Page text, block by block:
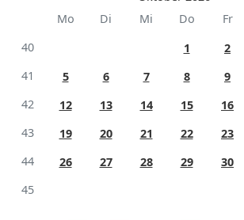
Mo
Di Mi Do Fr
40
1 2
41
5 6 7 8 9
42
12 13 14 15 16
43
19 20 21 22 23
44
26 27 28 29 30
45